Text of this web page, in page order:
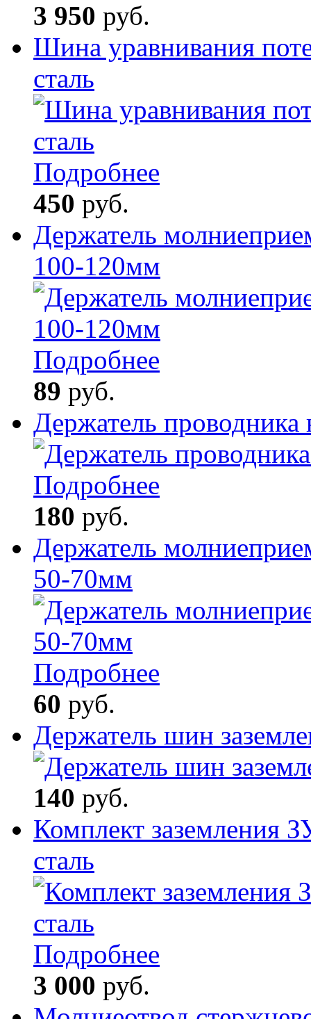
3 950 руб.
Шина уравнивания
сталь
Подробнее
450 руб.
Держатель
100-120мм
Подробнее
89 руб.
Держатель
Подробнее
180 руб.
Держатель
50-70мм
Подробнее
60 руб.
Держатель шин
140 руб.
Комплект заземления
сталь
Подробнее
3 000 руб.